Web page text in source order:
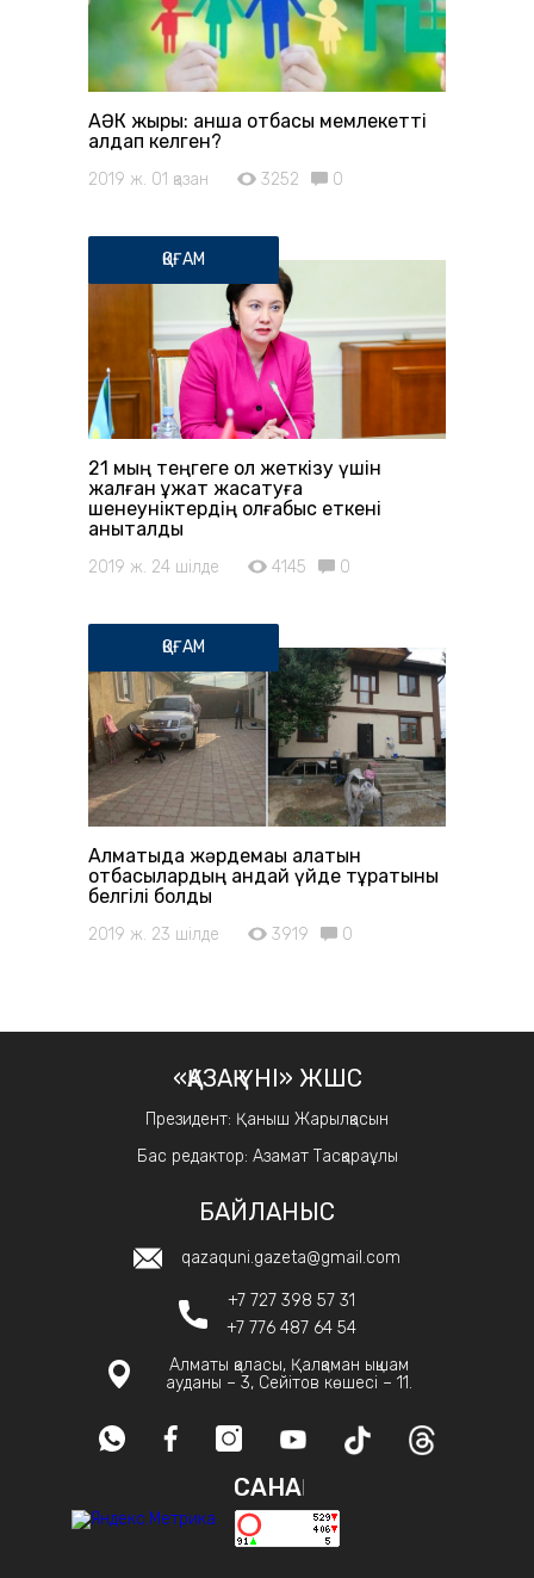
АӘК жыры: қанша отбасы мемлекетті
алдап келген?
2019 ж. 01 қазан 3252 0
ҚОҒАМ
21 мың теңгеге қол жеткізу үшін
жалған құжат жасатуға
шенеуніктердің қолғабыс еткені
анықталды
2019 ж. 24 шілде 4145 0
ҚОҒАМ
Алматыда жәрдемақы алатын
отбасылардың қандай үйде тұратыны
белгілі болды
2019 ж. 23 шілде 3919 0
«ҚАЗАҚ ҮНІ» ЖШС
Президент: Қаныш Жарылқасын
Бас редактор: Азамат Тасқараұлы
БАЙЛАНЫС
qazaquni.gazeta@gmail.com
+7 727 398 57 31
+7 776 487 64 54
Алматы қаласы, Қалқаман ықшам
ауданы – 3, Сейітов көшесі – 11.
САНАҚ